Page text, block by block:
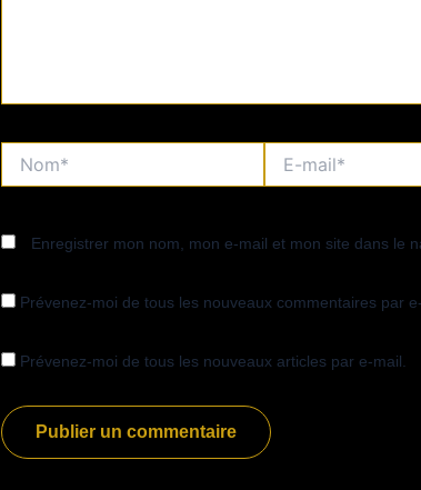
mail*
Enregistrer mon nom, mon e-mail et mon site dans le
Prévenez-moi de tous les nouveaux commentaires par
Prévenez-moi de tous les nouveaux articles par e-mail.